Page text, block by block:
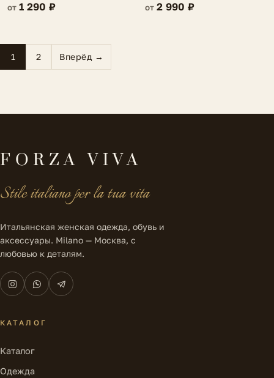
от 1 290 ₽
от 2 990 ₽
1 2 Вперёд →
FORZA VIVA
Stile italiano per la tua vita
Итальянская женская одежда, обувь и
аксессуары. Milano — Москва, с
любовью к деталям.
КАТАЛОГ
Каталог
Одежда